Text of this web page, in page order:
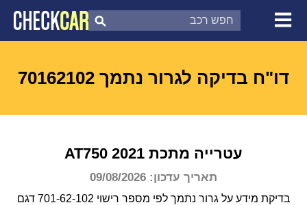
צ'ק קאר
דוח בדיקת רכב
דו"ח בדיקה לגרור נתמך 70162102
עטרייה מתכת AT750 2021
תאריך עדכון: 09/08/2026
בדיקת מידע על גרור נתמך לפי מספר רישוי 701-62-102 דגם